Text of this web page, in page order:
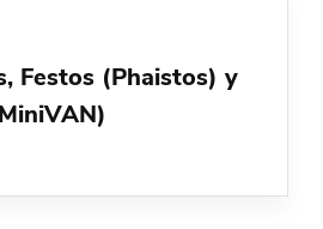
Festos (Phaistos) y